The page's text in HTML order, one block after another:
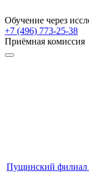
Обучение через
+7 (496) 773-25-38
Приёмная комиссия
Пущинский филиал